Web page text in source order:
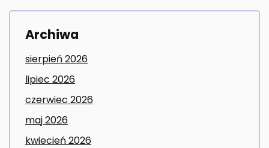
Archiwa
sierpień 2026
lipiec 2026
czerwiec 2026
maj 2026
kwiecień 2026